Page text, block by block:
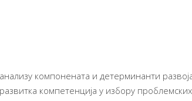
компонената и детерминанти
компетенција у избору